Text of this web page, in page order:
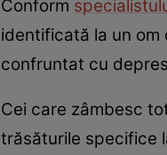
Conform
identificată la un om
confruntat cu
Cei care zâmbesc
trăsăturile specifice